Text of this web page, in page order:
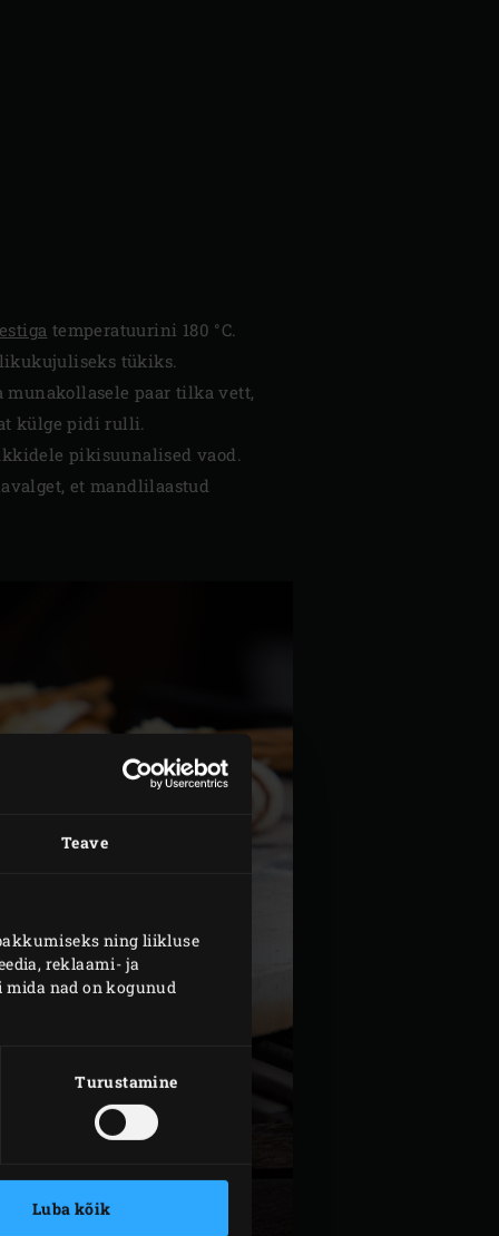
Teave
ning liikluse
reklaami- ja
mida nad on kogunud
Turustamine
Luba kõik
temperatuurini 180 °C.
tükiks.
munakollasele paar tilka vett,
külge pidi rulli.
pikisuunalised vaod.
et mandlilaastud